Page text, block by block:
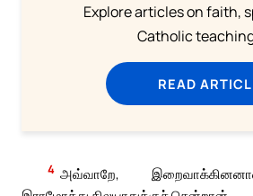
Explore articles on faith,
Catholic
READ
4 அவ்வாறே,